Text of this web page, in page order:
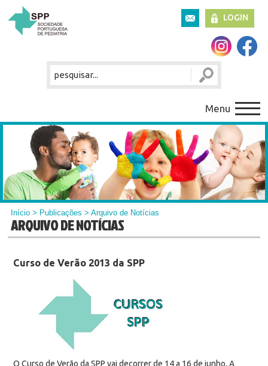
LOGIN
Menu
Início > Publicações > Arquivo de Notícias
ARQUIVO DE NOTÍCIAS
Curso de Verão 2013 da SPP
O Curso de Verão da SPP vai decorrer de 14 a 16 de junho. A